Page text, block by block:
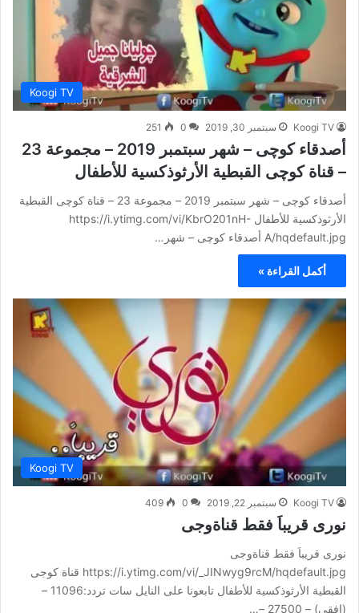
Koogi TV
Koogi TV سبتمبر 30, 2019 0
251
أصدقاء كوچى – شهر سبتمبر 2019 – مجموعة 23
– قناة كوچى القبطية الأرثوذكسية للأطفال
أصدقاء كوچى – شهر سبتمبر 2019 – مجموعة 23 – قناة كوچى القبطية
الأرثوذكسية للأطفال https://i.ytimg.com/vi/KbrO201nH-
A/hqdefault.jpg أصدقاء كوچى – شهر…
أكمل القراءة »
Koogi TV
Koogi TV سبتمبر 22, 2019 0
409
نورى قريباَ فقط قناةوجى
نورى قريباَ فقط قناةوجى
https://i.ytimg.com/vi/_JINwyg9rcM/hqdefault.jpg قناة كوجى
القبطية الأرثوذكسية للأطفال تابعونا على النايل سات تردد:11096 –
(افقى) – 27500 –…